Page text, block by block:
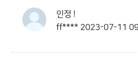
인정 !
ff**** 2023-07-11